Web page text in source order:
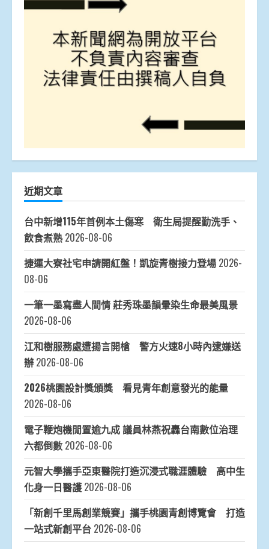
近期文章
台中新增115年首例本土傷寒 衛生局提醒勤洗手、
飲食煮熟 2026-08-06
捷運大寮社宅申請開紅盤！凱旋青樹接力登場 2026-
08-06
一筆一墨寫盡人間情 莊秀珠墨韻暈染生命最美風景
2026-08-06
江和樹服務處遭揚言開槍 警方火速8小時內逮嫌送
辦 2026-08-06
2026桃園設計獎頒獎 看見青年創意發光的能量
2026-08-06
電子鞭炮機閒置逾九成 議員林燕祝轟台南數位治理
六都倒數 2026-08-06
元智大學攜手亞東醫院打造沉浸式職涯體驗 高中生
化身一日醫護 2026-08-06
「新創千里馬創業競賽」攜手桃園青創博覽會 打造
一站式新創平台 2026-08-06